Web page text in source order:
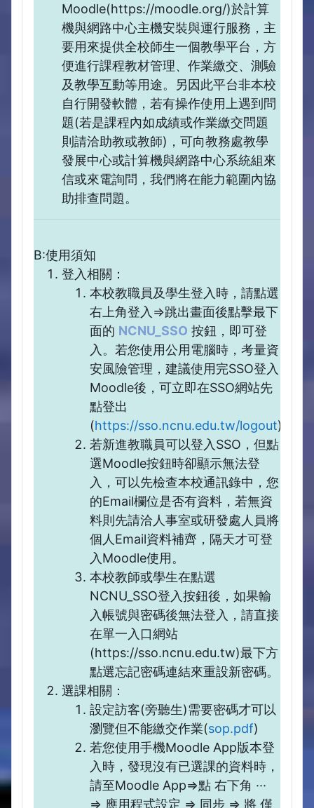
Moodle(https://moodle.org/)於計算
機與網路中心主機安裝與運行服務，主
要用來提供全校師生一個教學平台，方
便進行課程教材管理、作業繳交、測驗
及教學互動等用途。另因此平台非本校
自行開發軟體，若有操作使用上遇到問
題(若是課程內如成績或作業繳交問題
則請洽助教或教師)，可向教務處教學
發展中心或計算機與網路中心系統組來
信或來電詢問，我們將在能力範圍內協
助排查問題。
B:使用須知
登入相關：
本校教職員及學生登入時，請點選
右上角登入=>跳出畫面後點擊最下
面的 NCNU_SSO 按鈕，即可登
入。若您使用公用電腦時，考量資
安風險管理，建議使用完SSO登入
Moodle後，可立即在SSO網站先
點登出
(https://sso.ncnu.edu.tw/logout)。
若新進教職員可以登入SSO，但點
選Moodle按鈕時卻顯示無法登
入，可以先檢查本校通訊錄中，您
的Email欄位是否有資料，若無資
料則先請洽人事室或研發處人員將
個人Email資料補齊，隔天才可登
入Moodle使用。
本校教師或學生在點選
NCNU_SSO登入按鈕後，如果輸
入帳號與密碼後無法登入，請直接
在單一入口網站
(https://sso.ncnu.edu.tw)最下方
點選忘記密碼連結來重設新密碼。
選課相關：
設定訪客(旁聽生)需要密碼才可以
瀏覽但不能繳交作業(sop.pdf)
若您使用手機Moodle App版本登
入時，發現沒有已選課的資料時，
請至Moodle App=>點 右下角 ···
=> 應用程式設定 => 同步 => 將 僅